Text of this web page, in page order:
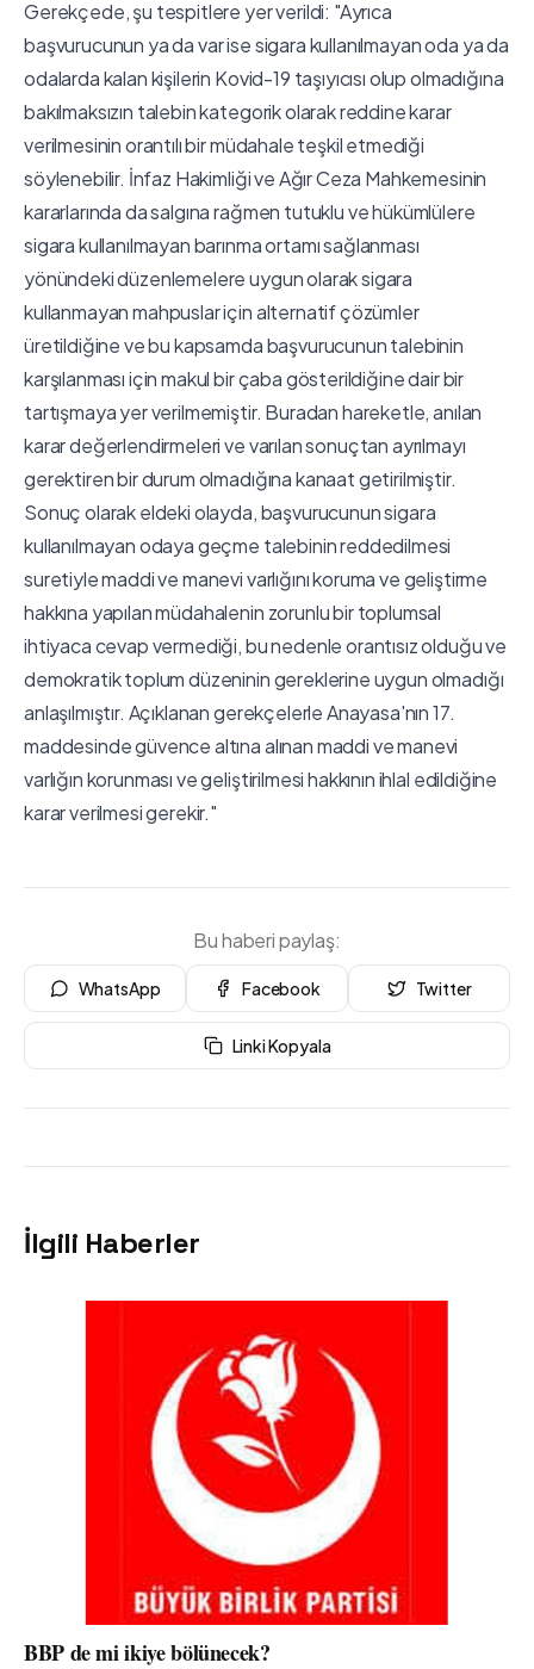
Gerekçede, şu tespitlere yer verildi: "Ayrıca
başvurucunun ya da var ise sigara kullanılmayan oda ya da
odalarda kalan kişilerin Kovid-19 taşıyıcısı olup olmadığına
bakılmaksızın talebin kategorik olarak reddine karar
verilmesinin orantılı bir müdahale teşkil etmediği
söylenebilir. İnfaz Hakimliği ve Ağır Ceza Mahkemesinin
kararlarında da salgına rağmen tutuklu ve hükümlülere
sigara kullanılmayan barınma ortamı sağlanması
yönündeki düzenlemelere uygun olarak sigara
kullanmayan mahpuslar için alternatif çözümler
üretildiğine ve bu kapsamda başvurucunun talebinin
karşılanması için makul bir çaba gösterildiğine dair bir
tartışmaya yer verilmemiştir. Buradan hareketle, anılan
karar değerlendirmeleri ve varılan sonuçtan ayrılmayı
gerektiren bir durum olmadığına kanaat getirilmiştir.
Sonuç olarak eldeki olayda, başvurucunun sigara
kullanılmayan odaya geçme talebinin reddedilmesi
suretiyle maddi ve manevi varlığını koruma ve geliştirme
hakkına yapılan müdahalenin zorunlu bir toplumsal
ihtiyaca cevap vermediği, bu nedenle orantısız olduğu ve
demokratik toplum düzeninin gereklerine uygun olmadığı
anlaşılmıştır. Açıklanan gerekçelerle Anayasa'nın 17.
maddesinde güvence altına alınan maddi ve manevi
varlığın korunması ve geliştirilmesi hakkının ihlal edildiğine
karar verilmesi gerekir."
Bu haberi paylaş:
WhatsApp Facebook Twitter
Linki Kopyala
İlgili Haberler
BBP de mi ikiye bölünecek?